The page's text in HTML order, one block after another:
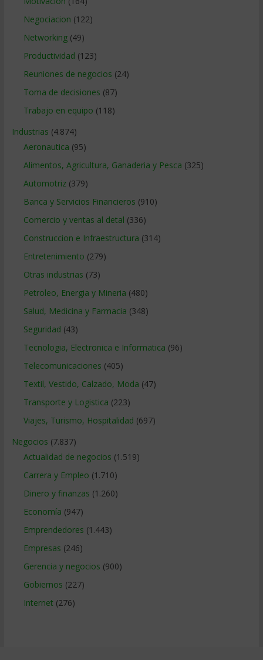
Negociacion (122)
Networking(49)
Productividad (123)
Reuniones de negocios (24)
Toma de decisiones (87)
Trabajo en equipo (118)
Industrias (4.874)
Aeronautica (95)
Alimentos, Agricultura, Ganaderia y Pesca (325)
Automotriz(379)
Banca y Servicios Financieros (910)
Comercio y ventas al detal (336)
Construccion e Infraestructura (314)
Entretenimiento (279)
Otras industrias (73)
Petroleo, Energia y Mineria (480)
Salud, Medicina y Farmacia (348)
Seguridad (43)
Tecnologia, Electronica e Informatica (96)
Telecomunicaciones (405)
Textil, Vestido, Calzado, Moda (47)
Transporte y Logistica (223)
Viajes, Turismo, Hospitalidad (697)
Negocios (7.837)
Actualidad de negocios (1.519)
Carrera y Empleo (1.710)
Dinero y finanzas (1.260)
Economía (947)
Emprendedores (1.443)
Empresas (246)
Gerencia y negocios (900)
Gobiernos (227)
Internet (276)